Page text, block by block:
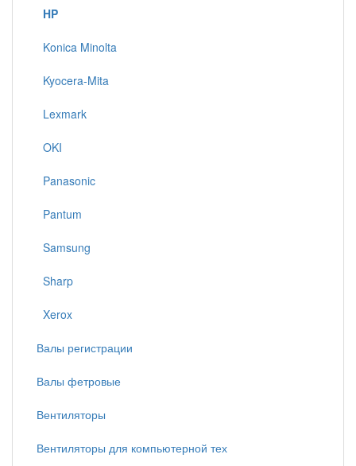
HP
Konica Minolta
Kyocera-Mita
Lexmark
OKI
Panasonic
Pantum
Samsung
Sharp
Xerox
Валы регистрации
Валы фетровые
Вентиляторы
Вентиляторы для компьютерной тех